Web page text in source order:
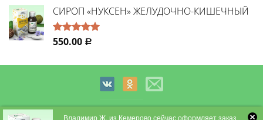
СИРОП «НУКСЕН» ЖЕЛУДОЧНО-КИШЕЧНЫЙ
Оценка
550.00 Р
Владимир Ж. из Кемерово сейчас оформляет заказ